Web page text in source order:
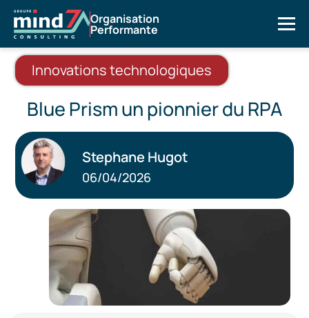
Organisation
Performante
Innovations technologiques
Blue Prism un pionnier du RPA
Stephane Hugot
06/04/2026